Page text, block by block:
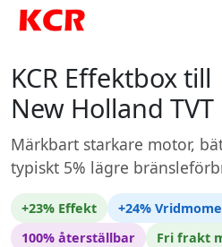
KCR Effektbox till
New Holland TVT
Märkbart starkare motor,
typiskt 5% lägre
+23% Effekt +24%
100% återställbar
Fri frakt